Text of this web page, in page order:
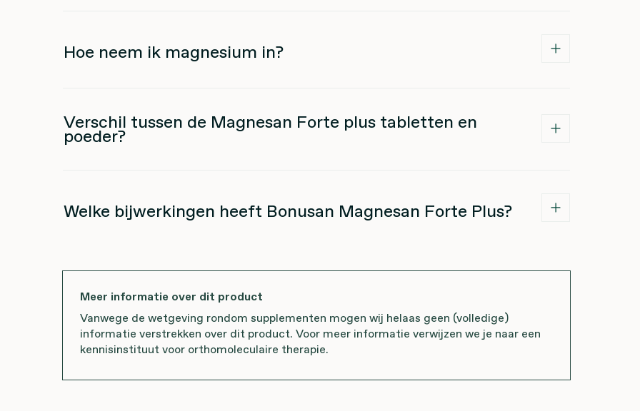
Hoe neem ik magnesium in?
Verschil tussen de Magnesan Forte plus tabletten en
poeder?
Welke bijwerkingen heeft Bonusan Magnesan Forte Plus?
Meer informatie over dit product
Vanwege de wetgeving rondom supplementen mogen wij helaas geen (volledige)
informatie verstrekken over dit product. Voor meer informatie verwijzen we je naar een
kennisinstituut voor orthomoleculaire therapie.